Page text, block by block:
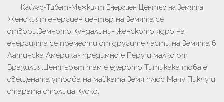
Кайлас-Тибет-Мъжкият Енергиен Център на Земята
Женският енергиен център на Земята се
отвори.Земното Кундалини- женското ядро на
енергията се премести от другите части на Земята в
Латинска Америка- предимно е Перу и малко от
Бразилия.Центърът там е езерото Титикака това е
свещената утроба на майката Земя плюс Мачу Пикчу и
старата столица Куско.